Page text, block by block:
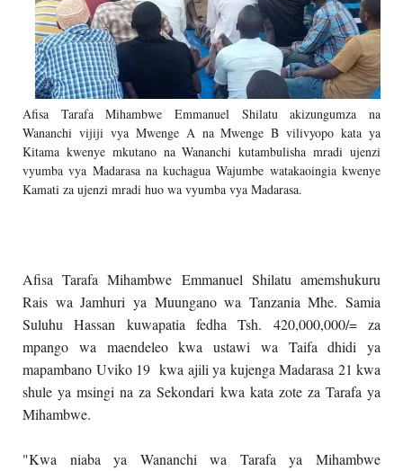
Afisa Tarafa Mihambwe Emmanuel Shilatu akizungumza na
Wananchi vijiji vya Mwenge A na Mwenge B vilivyopo kata ya
Kitama kwenye mkutano na Wananchi kutambulisha mradi ujenzi
vyumba vya Madarasa na kuchagua Wajumbe watakaoingia kwenye
Kamati za ujenzi mradi huo wa vyumba vya Madarasa.
Afisa Tarafa Mihambwe Emmanuel Shilatu amemshukuru
Rais wa Jamhuri ya Muungano wa Tanzania Mhe. Samia
Suluhu Hassan kuwapatia fedha Tsh. 420,000,000/= za
mpango wa maendeleo kwa ustawi wa Taifa dhidi ya
mapambano Uviko 19 kwa ajili ya kujenga Madarasa 21 kwa
shule ya msingi na za Sekondari kwa kata zote za Tarafa ya
Mihambwe.
"Kwa niaba ya Wananchi wa Tarafa ya Mihambwe